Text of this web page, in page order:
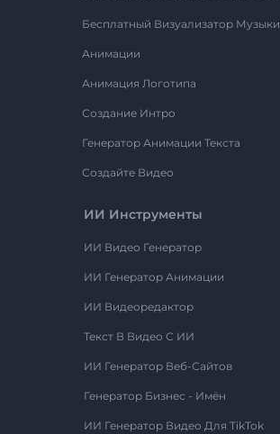
Бесплатный Визуализатор Музыки
Анимации
Анимация Логотипа
Создание Интро
Генератор Анимации Текста
Создайте Видео
ИИ Инструменты
ИИ Видео Генератор
ИИ Генератор Анимации
ИИ Видеоредактор
Текст В Видео С ИИ
ИИ Генератор Веб-Сайтов
Генератор Бизнес - Имён
ИИ Генератор Видео Для TikTok